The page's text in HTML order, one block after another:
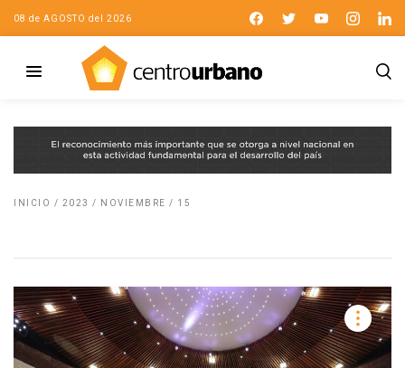
08 de AGOSTO del 2026
INICIO / 2023 / NOVIEMBRE / 15